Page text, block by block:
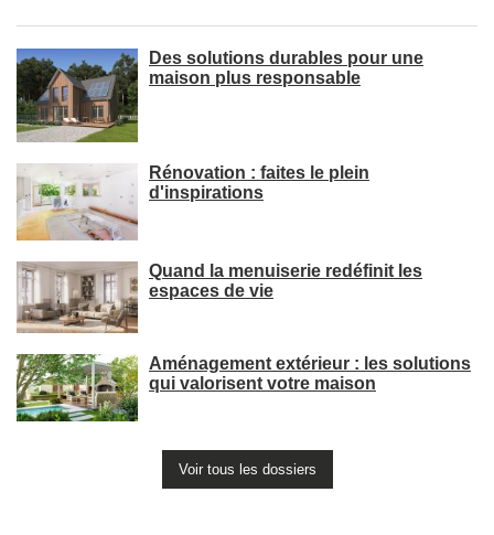
Des solutions durables pour une
maison plus responsable
Rénovation : faites le plein
d'inspirations
Quand la menuiserie redéfinit les
espaces de vie
Aménagement extérieur : les solutions
qui valorisent votre maison
Voir tous les dossiers